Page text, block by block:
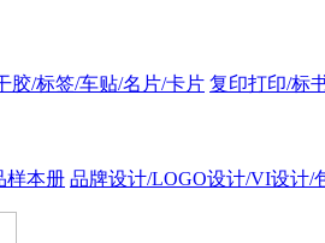
胶/标签/车贴/名片/卡片 复印打印/标
样本册 品牌设计/LOGO设计/VI设计/